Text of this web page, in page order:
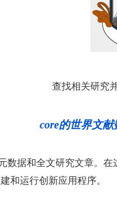
查找相关研究
core的世界文
数据和全文研究文章。
和运行创新应用程序。